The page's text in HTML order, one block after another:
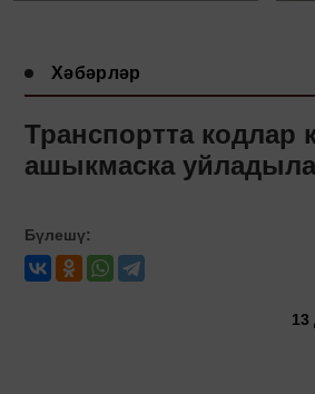
Хәбәрләр
Транспортта кодлар
ашыкмаска
Бүлешү:
13